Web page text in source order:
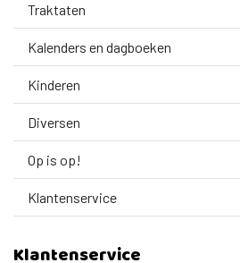
Traktaten
Kalenders en dagboeken
Kinderen
Diversen
Op is op!
Klantenservice
Klantenservice